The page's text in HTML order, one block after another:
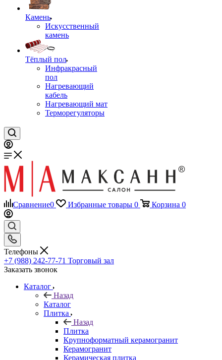
Камень
Искусственный
камень
Тёплый пол
Инфракрасный
пол
Нагревающий
кабель
Нагревающий мат
Терморегуляторы
Сравнение0 Избранные товары 0 Корзина 0
Телефоны
+7 (988) 242-77-71 Торговый зал
Заказать звонок
Каталог
Назад
Каталог
Плитка
Назад
Плитка
Крупноформатный керамогранит
Керамогранит
Керамическая плитка